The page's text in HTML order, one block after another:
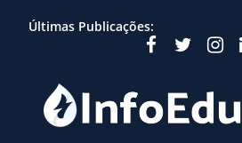
Últimas Publicações: